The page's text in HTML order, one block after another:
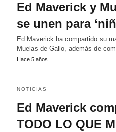
Ed Maverick y
se unen para
Ed Maverick ha compartido su
Muelas de Gallo, además de
Hace 5 años
NOTICIAS
Ed Maverick
TODO LO QUE